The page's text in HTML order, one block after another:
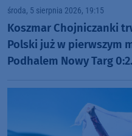
środa, 5 sierpnia 2026, 19:15
Koszmar Chojniczanki
Polski już w pierwszym
Podhalem Nowy Targ